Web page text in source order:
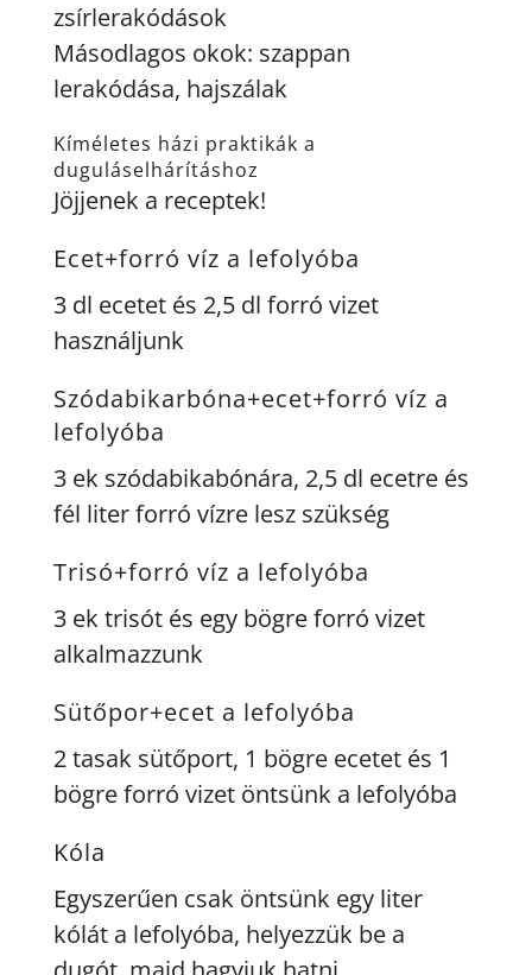
zsírlerakódások
Másodlagos okok: szappan
lerakódása, hajszálak
Kíméletes házi praktikák a
duguláselhárításhoz
Jöjjenek a receptek!
Ecet+forró víz a lefolyóba
3 dl ecetet és 2,5 dl forró vizet
használjunk
Szódabikarbóna+ecet+forró víz a
lefolyóba
3 ek szódabikabónára, 2,5 dl ecetre és
fél liter forró vízre lesz szükség
Trisó+forró víz a lefolyóba
3 ek trisót és egy bögre forró vizet
alkalmazzunk
Sütőpor+ecet a lefolyóba
2 tasak sütőport, 1 bögre ecetet és 1
bögre forró vizet öntsünk a lefolyóba
Kóla
Egyszerűen csak öntsünk egy liter
kólát a lefolyóba, helyezzük be a